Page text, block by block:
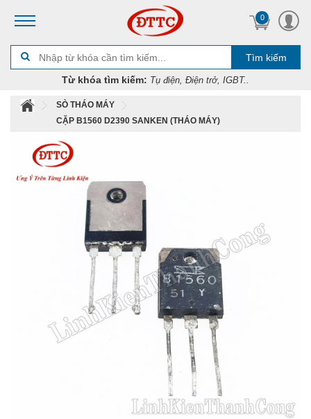
0
Tìm kiếm
Từ khóa tìm kiếm: Tụ điện, Điện trở, IGBT..
SÒ THÁO MÁY
CẶP B1560 D2390 SANKEN (THÁO MÁY)